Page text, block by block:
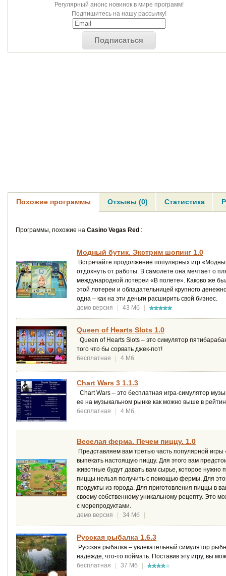
Регулярный анонс новинок в мире программ!
Подпишитесь на нашу рассылку!
Подписаться
Похожие программы Отзывы (0) Статистика
Программы, похожие на Casino Vegas Red :
Модный бутик. Экстрим шопинг 1.0
Встречайте продолжение популярных игр
отдохнуть от работы. В самолете она мечтает о
международной лотереи «В полете». Каково же
этой лотереи и обладательницей крупного
одна – как на эти деньги расширить свой бизнес.
демо версия
| 43 Мб |
Queen of Hearts Slots 1.0
Queen of Hearts Slots – это симулятор
того что бы сорвать джек-пот!
бесплатная
| 4 Мб |
Chart Wars 3 1.1.3
Chart Wars – это бесплатная игра-симулятор
ее на музыкальном рынке как можно выше в
бесплатная
| 4 Мб |
Веселая ферма. Печем пиццу. 1.0
Представляем вам третью часть популярной
выпекать настоящую пиццу. Для этого вам
животные будут давать вам сырье, которое нужно
пиццы нельзя получить с помощью фермы. Для
продукты из города. Для приготовления пиццы в
своему собственному уникальному рецепту. Это
с морепродуктами.
демо версия
| 34 Мб |
Русская рыбалка 1.6.3
Русская рыбалка – увлекательный симулятор
надежде, что-то поймать. Поставив эту игру, вы
бесплатная
| 37 Мб |